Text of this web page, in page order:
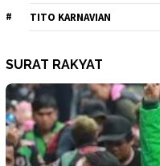
TITO KARNAVIAN
SURAT RAKYAT